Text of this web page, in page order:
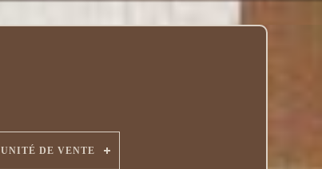
UNITÉ DE VENTE